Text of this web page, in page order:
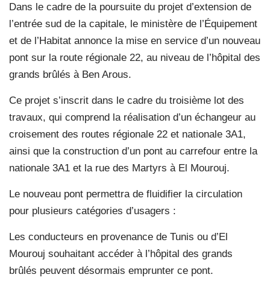
Dans le cadre de la poursuite du projet d’extension de
l’entrée sud de la capitale, le ministère de l’Équipement
et de l’Habitat annonce la mise en service d’un nouveau
pont sur la route régionale 22, au niveau de l’hôpital des
grands brûlés à Ben Arous.
Ce projet s’inscrit dans le cadre du troisième lot des
travaux, qui comprend la réalisation d’un échangeur au
croisement des routes régionale 22 et nationale 3A1,
ainsi que la construction d’un pont au carrefour entre la
nationale 3A1 et la rue des Martyrs à El Mourouj.
Le nouveau pont permettra de fluidifier la circulation
pour plusieurs catégories d’usagers :
Les conducteurs en provenance de Tunis ou d’El
Mourouj souhaitant accéder à l’hôpital des grands
brûlés peuvent désormais emprunter ce pont.